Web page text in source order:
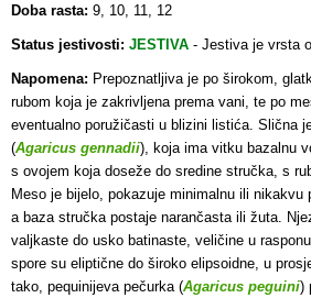
Doba rasta: 9, 10, 11, 12
Status jestivosti: JESTIVA - Jestiva je vrsta
Napomena: Prepoznatljiva je po širokom,
rubom koja je zakrivljena prema vani, te po
eventualno poružičasti u blizini listića. Slična
(Agaricus gennadii), koja ima vitku bazalnu
s ovojem koja doseže do sredine stručka, s
Meso je bijelo, pokazuje minimalnu ili nikakvu
a baza stručka postaje narančasta ili žuta.
valjkaste do usko batinaste, veličine u
spore su eliptične do široko elipsoidne, u
tako, pequinijeva pečurka (Agaricus peguini)